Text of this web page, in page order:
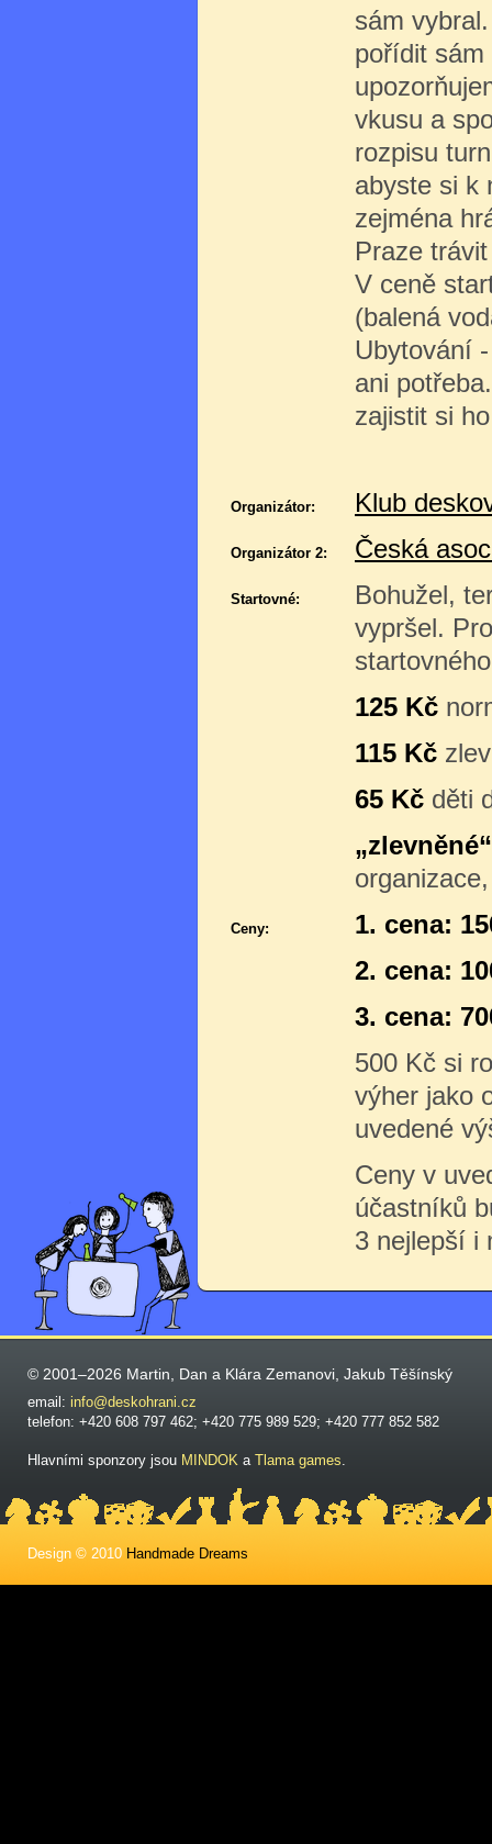
sám
pořídit
vkusu a
rozpisu
abyste si k
zejména
Praze
V ceně
(balená
Ubytování
ani
zajistit si
Organizátor: Klub
Organizátor 2: Česká
Startovné:
Bohužel,
vypršel.
125 Kč
115 Kč
65 Kč děti
„zlevněné“
Ceny:
1. cena:
2. cena:
3. cena:
500 Kč si
výher jako
uvedené
Ceny v
účastníků
3 nejlepší i
© 2001–2026 Martin, Dan a Klára Zemanovi, Jakub Těšínský
email: info@deskohrani.cz
telefon: +420 608 797 462; +420 775 989 529; +420 777 852 582
Hlavními sponzory jsou MINDOK a Tlama games.
Design © 2010 Handmade Dreams